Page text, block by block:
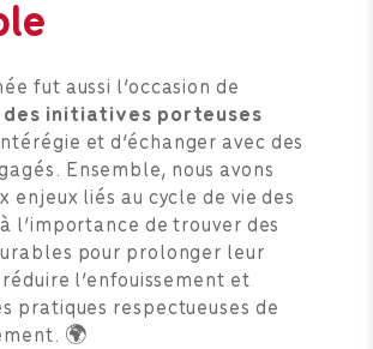
fut aussi l’occasion de
initiatives porteuses
et d’échanger avec des
Ensemble, nous avons
enjeux liés au cycle de vie des
l’importance de trouver des
pour prolonger leur
l’enfouissement et
pratiques respectueuses de
🌍